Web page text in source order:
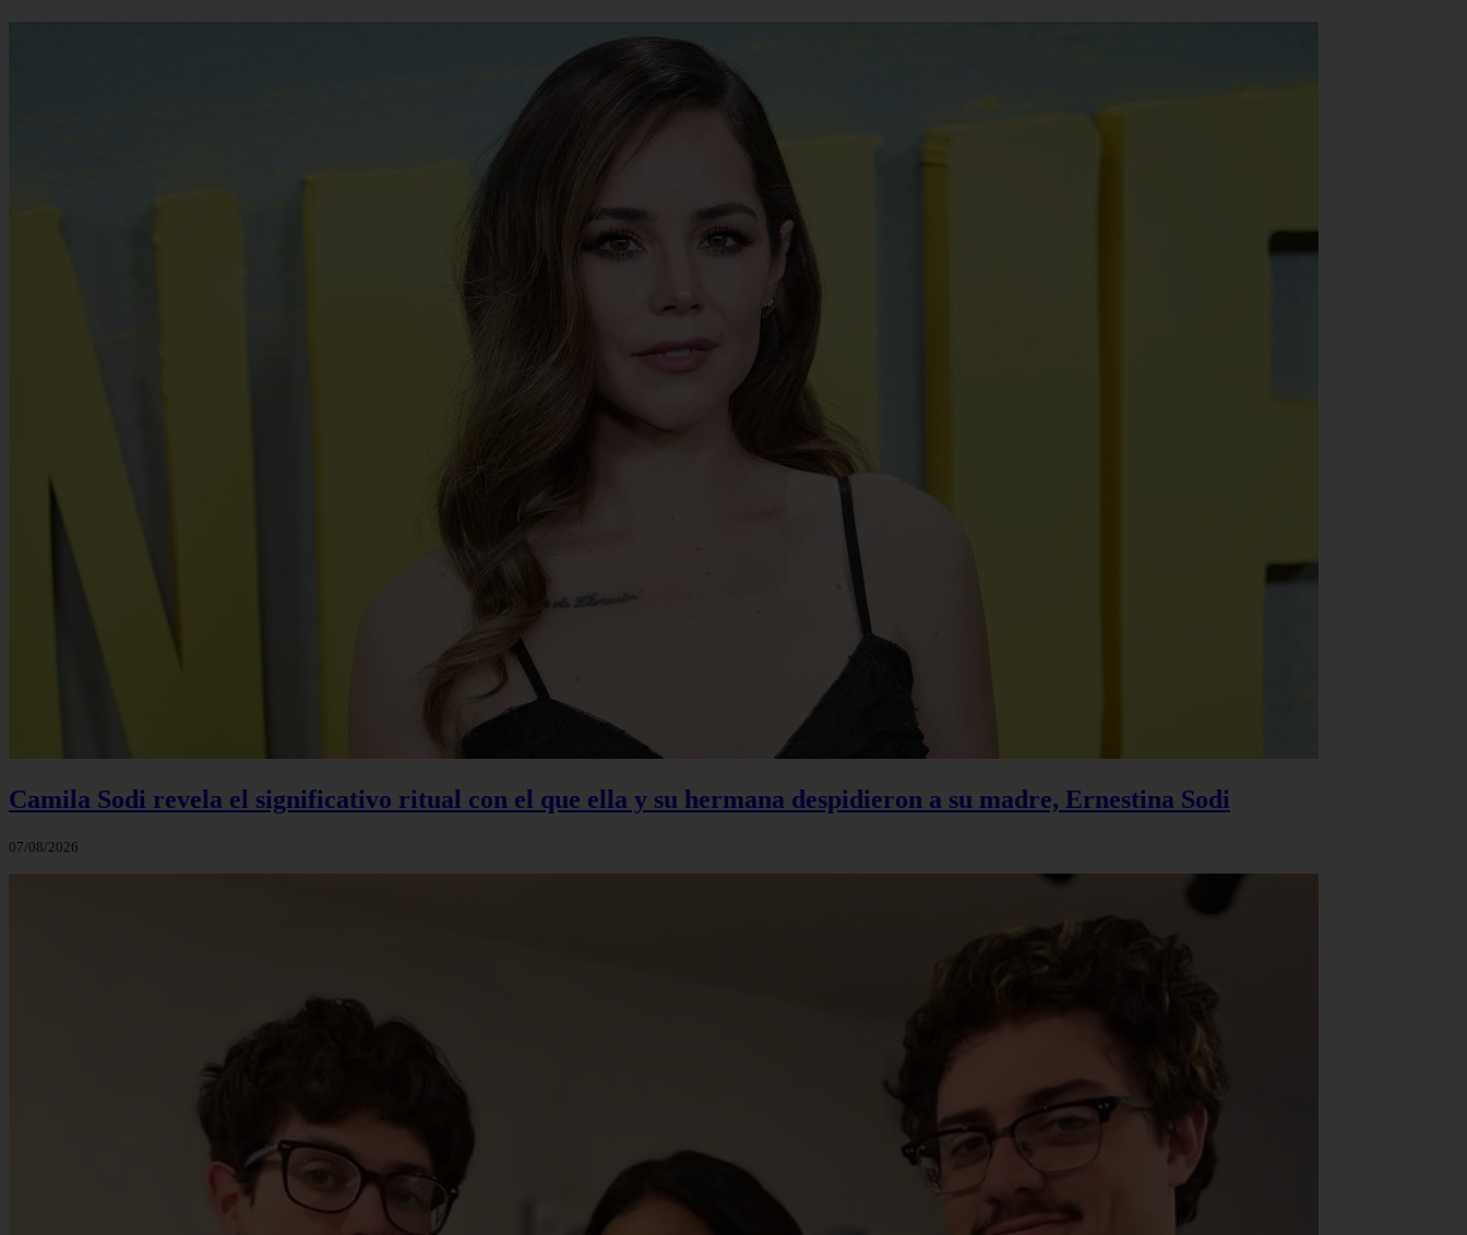
Camila Sodi revela el significativo ritual con el que ella y su hermana despidieron a su madre, Ernestina Sodi
07/08/2026